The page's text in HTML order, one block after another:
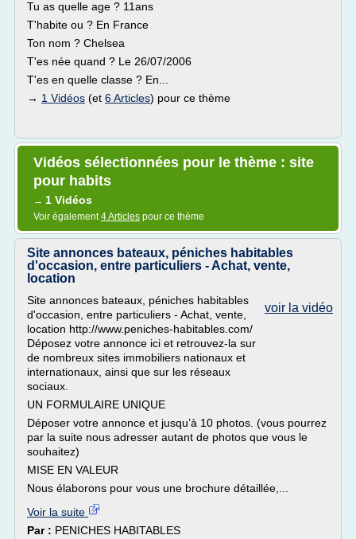
Tu as quelle age ? 11ans
T'habite ou ? En France
Ton nom ? Chelsea
T'es née quand ? Le 26/07/2006
T'es en quelle classe ? En...
→ 1 Vidéos (et 6 Articles) pour ce thème
Vidéos sélectionnées pour le thème : site
pour habits
→ 1 Vidéos
Voir également4 Articles pour ce thème
Site annonces bateaux, péniches habitables
d'occasion, entre particuliers - Achat, vente,
location
voir la vidéo
Site annonces bateaux, péniches habitables
d'occasion, entre particuliers - Achat, vente,
location http://www.peniches-habitables.com/
Déposez votre annonce ici et retrouvez-la sur
de nombreux sites immobiliers nationaux et
internationaux, ainsi que sur les réseaux
sociaux.
UN FORMULAIRE UNIQUE
Déposer votre annonce et jusqu’à 10 photos. (vous pourrez
par la suite nous adresser autant de photos que vous le
souhaitez)
MISE EN VALEUR
Nous élaborons pour vous une brochure détaillée,...
Voir la suite
Par : PENICHES HABITABLES